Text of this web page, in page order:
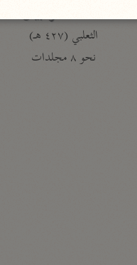
الكشف والبيان
الثعلبي (٤٢٧ هـ)
نحو ٨ مجلدات